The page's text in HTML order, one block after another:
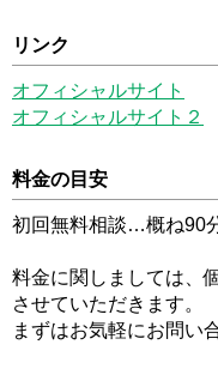
リンク
オフィシャルサイト
オフィシャルサイト２
料金の目安
初回無料相談…概ね90
料金に関しましては、
させていただきます。
まずはお気軽にお問い